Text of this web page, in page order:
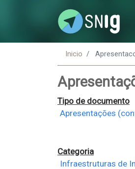
Inicio
Tipo de documento
Apresentações
Categoria
Infraestruturas de